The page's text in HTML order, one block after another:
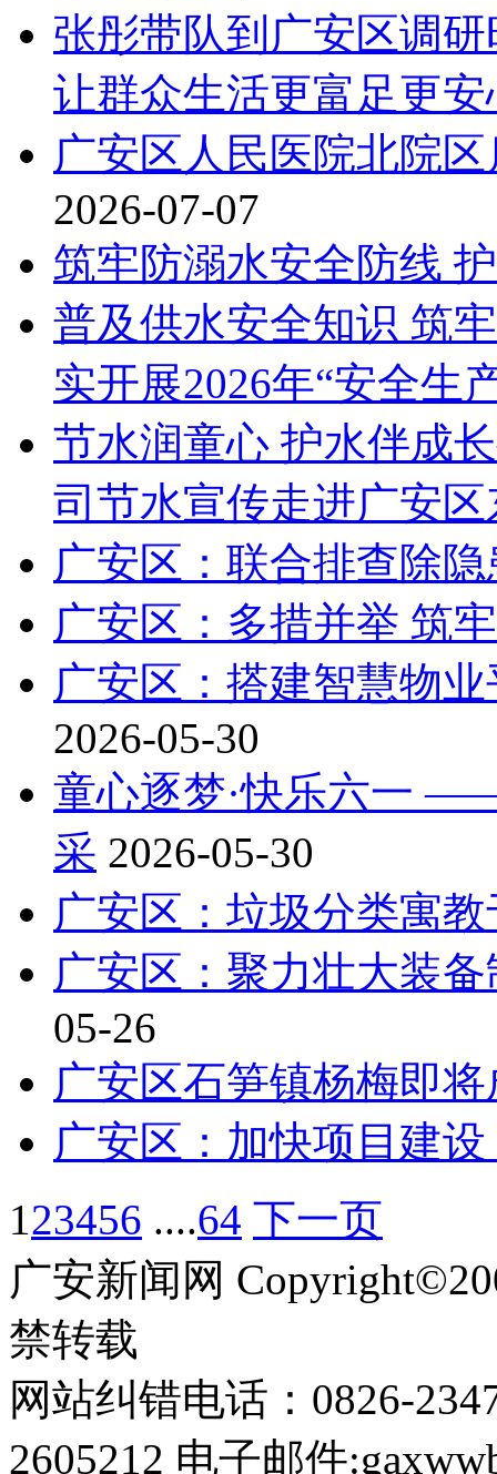
张彤带队到广安区调
让群众生活更富足更安
广安区人民医院北院
2026-07-07
筑牢防溺水安全防线
普及供水安全知识 筑
实开展2026年“安全生
节水润童心 护水伴成
司节水宣传走进广安
广安区：联合排查除
广安区：多措并举 筑
广安区：搭建智慧物
2026-05-30
童心逐梦·快乐六一
采 2026-05-30
广安区：垃圾分类寓
广安区：聚力壮大装
05-26
广安区石笋镇杨梅即
广安区：加快项目建
123456 ....64 下一页
广安新闻网
禁转载
网站纠错电话：0826-
2605212 电子邮件